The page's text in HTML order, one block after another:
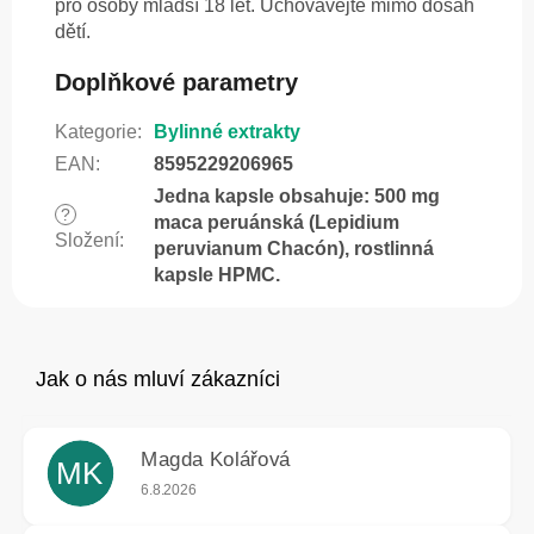
pro osoby mladší 18 let. Uchovávejte mimo dosah
dětí.
Doplňkové parametry
Kategorie:
Bylinné extrakty
EAN : 8595229206965
?
Složení:
Jedna kapsle obsahuje: 500 mg
maca peruánská (Lepidium
peruvianum Chacón), rostlinná
kapsle HPMC.
MK Magda Kolářová
Hodnocení obchodu je 5 z 5 hvězdiček.
6.8.2026